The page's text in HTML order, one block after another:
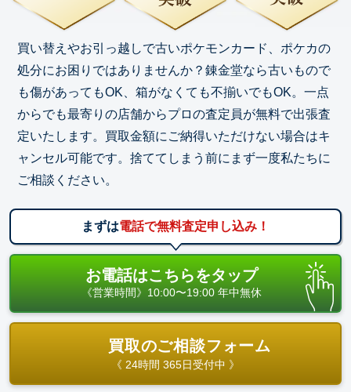
買い替えやお引っ越しで古いポケモンカード、ポケカの
処分にお困りではありませんか？錬金堂なら古いもので
も傷があってもOK、箱がなくても不揃いでもOK。一点
からでも最寄りの店舗からプロの査定員が無料で出張査
定いたします。買取金額にご納得いただけない場合はキ
ャンセル可能です。捨ててしまう前にまず一度私たちに
ご相談ください。
まずは電話で無料査定申し込み！
お電話はこちらをタップ
《営業時間》10:00〜19:00 年中無休
買取のご相談フォーム
《 24時間 365日受付中 》